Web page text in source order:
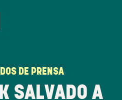
DE PRENSA
SALVADO A